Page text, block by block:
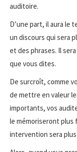
auditoire.
D’une part, il aura le
un discours qui sera
et des phrases. Il
que vous dites.
De surcroît, comme
de mettre en valeur
importants, vos
le mémoriseront plus
intervention sera